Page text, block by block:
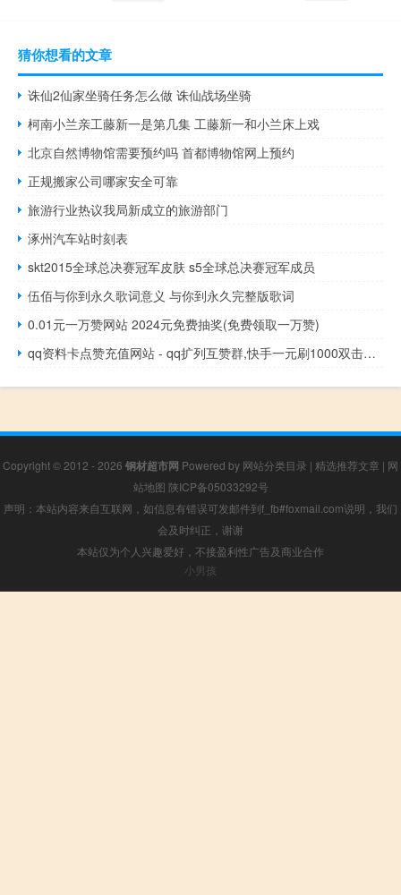
猜你想看的文章
诛仙2仙家坐骑任务怎么做 诛仙战场坐骑
柯南小兰亲工藤新一是第几集 工藤新一和小兰床上戏
北京自然博物馆需要预约吗 首都博物馆网上预约
正规搬家公司哪家安全可靠
旅游行业热议我局新成立的旅游部门
涿州汽车站时刻表
skt2015全球总决赛冠军皮肤 s5全球总决赛冠军成员
伍佰与你到永久歌词意义 与你到永久完整版歌词
0.01元一万赞网站 2024元免费抽奖(免费领取一万赞)
qq资料卡点赞充值网站 - qq扩列互赞群,快手一元刷1000双击软件
Copyright © 2012 - 2026 钢材超市网 Powered by 网站分类目录 | 精选推荐文章 | 网
站地图 陕ICP备05033292号
声明：本站内容来自互联网，如信息有错误可发邮件到f_fb#foxmail.com说明，我们
会及时纠正，谢谢
本站仅为个人兴趣爱好，不接盈利性广告及商业合作
小男孩